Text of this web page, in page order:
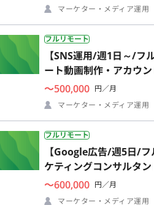
マーケター・メディア運用
フルリモート
【SNS運用/週1日～/
ート動画制作・アカウ
〜500,000 円／月
マーケター・メディア運用
フルリモート
【Google広告/週5日/
ケティングコンサルタ
〜600,000 円／月
マーケター・メディア運用